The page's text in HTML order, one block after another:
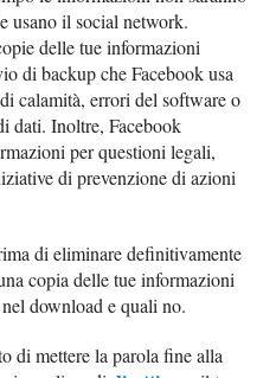
usano il social network.
delle tue informazioni
di backup che Facebook usa
calamità, errori del software o
dati. Inoltre, Facebook
per questioni legali,
di prevenzione di azioni
di eliminare definitivamente
copia delle tue informazioni
download e quali no.
di mettere la parola fine alla